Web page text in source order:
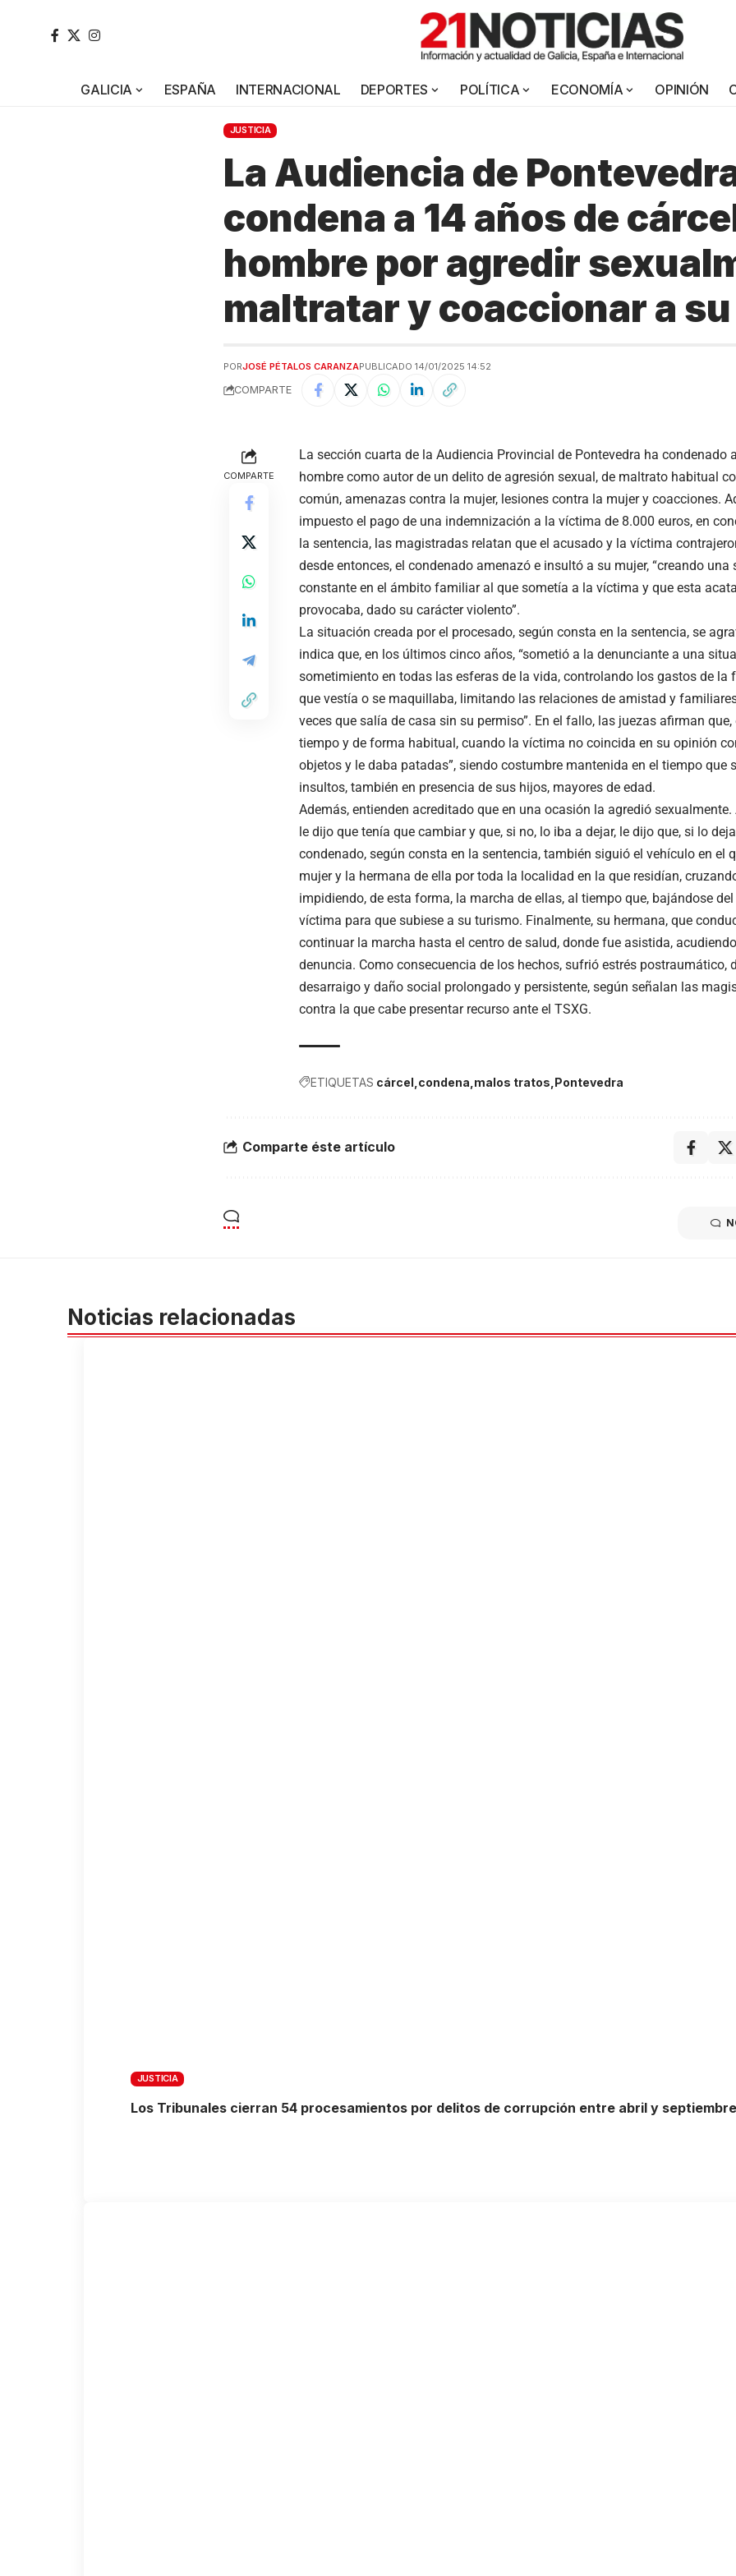
GALICIA ESPAÑA INTERNACIONAL DEPORTES POLÍTICA ECONOMÍA OPINIÓN
JUSTICIA
La Audiencia de
condena a 14 años de
hombre por agredir
maltratar y coaccionar a
PORJOSÉ PÉTALOS CARANZAPUBLICADO 14/01/2025 14:52
COMPARTE
COMPARTE
La sección cuarta de la Audiencia Provincial de Pontevedra ha condenado
hombre como autor de un delito de agresión sexual, de maltrato habitual
común, amenazas contra la mujer, lesiones contra la mujer y coacciones.
impuesto el pago de una indemnización a la víctima de 8.000 euros, en
la sentencia, las magistradas relatan que el acusado y la víctima
desde entonces, el condenado amenazó e insultó a su mujer, “creando
constante en el ámbito familiar al que sometía a la víctima y que esta
provocaba, dado su carácter violento”.
La situación creada por el procesado, según consta en la sentencia, se
indica que, en los últimos cinco años, “sometió a la denunciante a una
sometimiento en todas las esferas de la vida, controlando los gastos de la
que vestía o se maquillaba, limitando las relaciones de amistad y
veces que salía de casa sin su permiso”. En el fallo, las juezas afirman
tiempo y de forma habitual, cuando la víctima no coincida en su opinión
objetos y le daba patadas”, siendo costumbre mantenida en el tiempo que
insultos, también en presencia de sus hijos, mayores de edad.
Además, entienden acreditado que en una ocasión la agredió
le dijo que tenía que cambiar y que, si no, lo iba a dejar, le dijo que, si lo
condenado, según consta en la sentencia, también siguió el vehículo en el
mujer y la hermana de ella por toda la localidad en la que residían,
impidiendo, de esta forma, la marcha de ellas, al tiempo que, bajándose
víctima para que subiese a su turismo. Finalmente, su hermana, que
continuar la marcha hasta el centro de salud, donde fue asistida,
denuncia. Como consecuencia de los hechos, sufrió estrés postraumático,
desarraigo y daño social prolongado y persistente, según señalan las
contra la que cabe presentar recurso ante el TSXG.
ETIQUETAS cárcel condena malos tratos Pontevedra
Comparte éste artículo
Noticias relacionadas
JUSTICIA
Los Tribunales cierran 54 procesamientos por delitos de corrupción entre abril y septiembre